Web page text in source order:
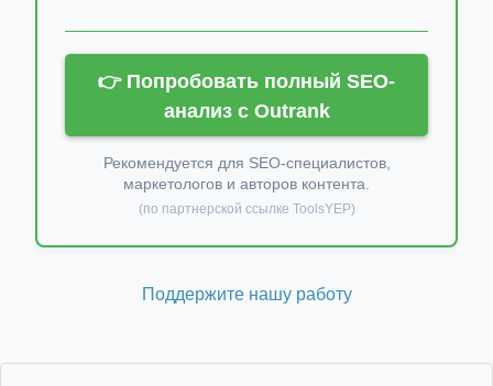
👉 Попробовать полный SEO-
анализ с Outrank
Рекомендуется для SEO-специалистов,
маркетологов и авторов контента.
(по партнерской ссылке ToolsYEP)
Поддержите нашу работу